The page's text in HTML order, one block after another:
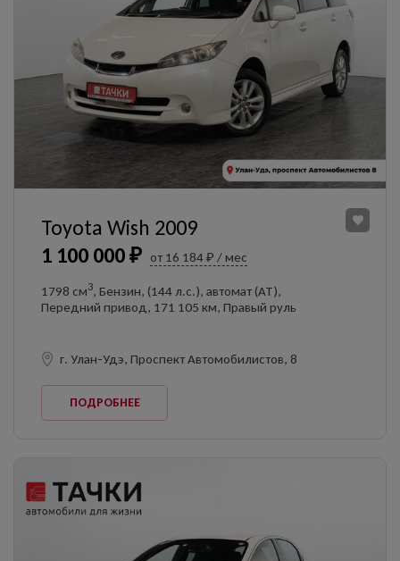
1 100 000 ₽ от 16 184 ₽ / мес
Toyota Wish 2009
1798 см3, Бензин, (144 л.с.), автомат (AT),
Передний привод, 171 105 км, Правый руль
г. Улан-Удэ, Проспект Автомобилистов, 8
ПОДРОБНЕЕ